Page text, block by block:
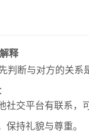
释
判断与对方的关系
：
社交平台有联系，
保持礼貌与尊重。